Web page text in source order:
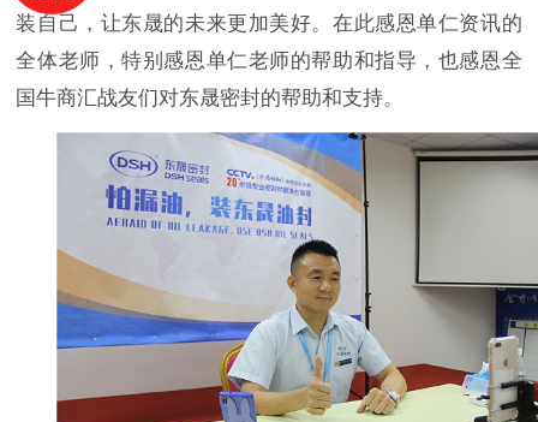
装自己，让东晟的未来更加美好。在此感恩单仁资讯的
全体老师，特别感恩单仁老师的帮助和指导，也感恩全
国牛商汇战友们对东晟密封的帮助和支持。